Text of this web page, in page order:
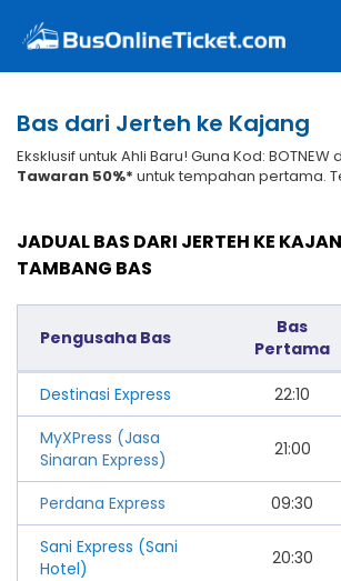
Bas dari Jerteh ke Kajang
Eksklusif untuk Ahli Baru! Guna Kod: BOTNEW
Tawaran 50%* untuk tempahan pertama.
JADUAL BAS DARI JERTEH KE
TAMBANG BAS
Pengusaha Bas
Bas
Pertama
Destinasi Express 22:10
MyXPress (Jasa
Sinaran Express)
21:00
Perdana Express 09:30
Sani Express (Sani
Hotel)
20:30